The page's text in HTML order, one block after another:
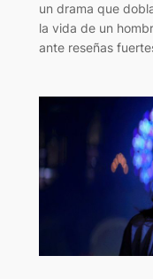
un drama que
la vida de un
ante reseñas